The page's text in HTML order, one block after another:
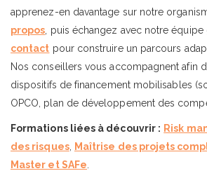
apprenez-en davantage sur notre
propos , puis échangez avec notre
contact pour construire un parcours
Nos conseillers vous accompagnent afin
dispositifs de financement mobilisables
OPCO, plan de développement des
Formations liées à découvrir : Risk
des risques, Maîtrise des projets
Master et SAFe